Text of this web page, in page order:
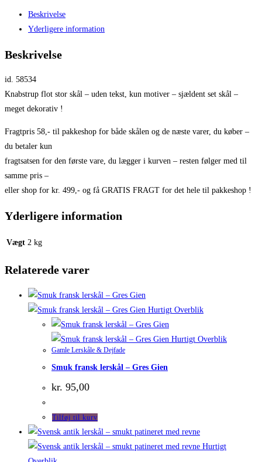
Beskrivelse
Yderligere information
Beskrivelse
id. 58534
Knabstrup flot stor skål – uden tekst, kun motiver – sjældent set skål –
meget dekorativ !
Fragtpris 58,- til pakkeshop for både skålen og de næste varer, du køber –
du betaler kun
fragtsatsen for den første vare, du lægger i kurven – resten følger med til
samme pris –
eller shop for kr. 499,- og få GRATIS FRAGT for det hele til pakkeshop !
Yderligere information
Vægt 2 kg
Relaterede varer
Hurtigt Overblik
Hurtigt Overblik
Gamle Lerskåle & Dejfade
Smuk fransk lerskål – Gres Gien
kr. 95,00
Tilføj til kurv
Hurtigt